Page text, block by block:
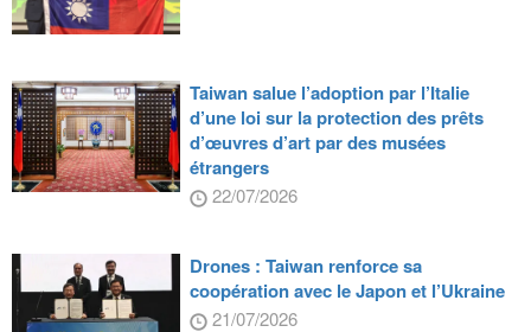
Taiwan salue l’adoption par l’Italie
d’une loi sur la protection des prêts
d’œuvres d’art par des musées
étrangers
22/07/2026
Drones : Taiwan renforce sa
coopération avec le Japon et l’Ukraine
21/07/2026